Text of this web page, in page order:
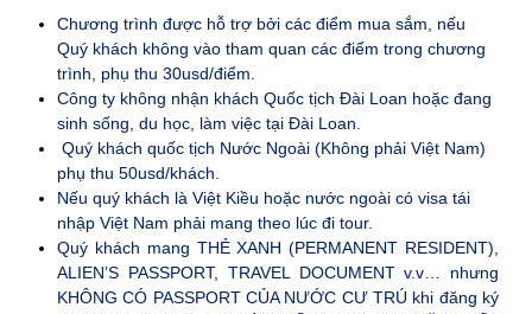
Chương trình được hỗ trợ bởi các điểm mua sắm, nếu
Quý khách không vào tham quan các điểm trong chương
trình, phụ thu 30usd/điểm
Công ty không nhận khách Quốc tịch Đài Loan hoặc đang
sinh sống, du học, làm việc tại Đài Loan.
Quý khách quốc tịch Nước Ngoài (Không phải Việt Nam)
phụ thu 50usd/khách.
Nếu quý khách là Việt Kiều hoặc nước ngoài có visa tái
nhập Việt Nam phải mang theo lúc đi tour.
Quý khách mang THẺ XANH (PERMANENT RESIDENT),
ALIEN’S PASSPORT, TRAVEL DOCUMENT v.v… nhưng
KHÔNG CÓ PASSPORT CỦA NƯỚC CƯ TRÚ khi đăng ký